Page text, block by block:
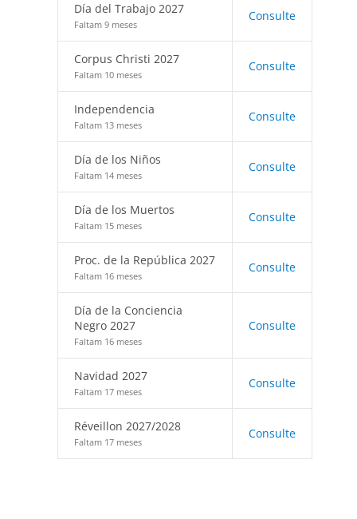
Día del Trabajo 2027
Faltam 9 meses
Consulte
Corpus Christi 2027
Faltam 10 meses
Consulte
Independencia
Faltam 13 meses
Consulte
Día de los Niños
Faltam 14 meses
Consulte
Día de los Muertos
Faltam 15 meses
Consulte
Proc. de la República 2027
Faltam 16 meses
Consulte
Día de la Conciencia
Negro 2027
Faltam 16 meses
Consulte
Navidad 2027
Faltam 17 meses
Consulte
Réveillon 2027/2028
Faltam 17 meses
Consulte